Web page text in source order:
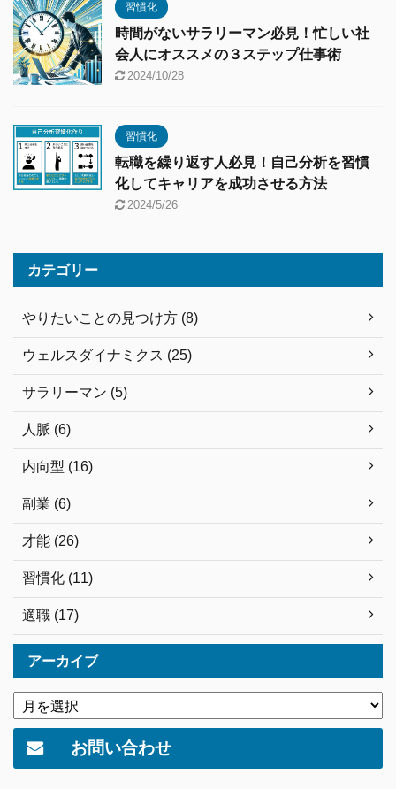
習慣化
時間がないサラリーマン必見！忙しい社
会人にオススメの３ステップ仕事術
2024/10/28
習慣化
転職を繰り返す人必見！自己分析を習慣
化してキャリアを成功させる方法
2024/5/26
カテゴリー
やりたいことの見つけ方 (8)
ウェルスダイナミクス (25)
サラリーマン (5)
人脈 (6)
内向型 (16)
副業 (6)
才能 (26)
習慣化 (11)
適職 (17)
アーカイブ
お問い合わせ